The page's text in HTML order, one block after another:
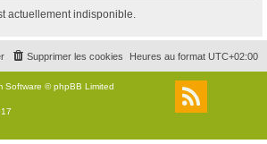
r
c
r
actuellement indisponible.
Heures au format UTC+02:00
Supprimer les cookies
Software © phpBB Limited